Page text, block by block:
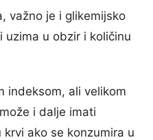
važno je i glikemijsko
uzima u obzir i količinu
indeksom, ali velikom
i dalje imati
ako se konzumira u